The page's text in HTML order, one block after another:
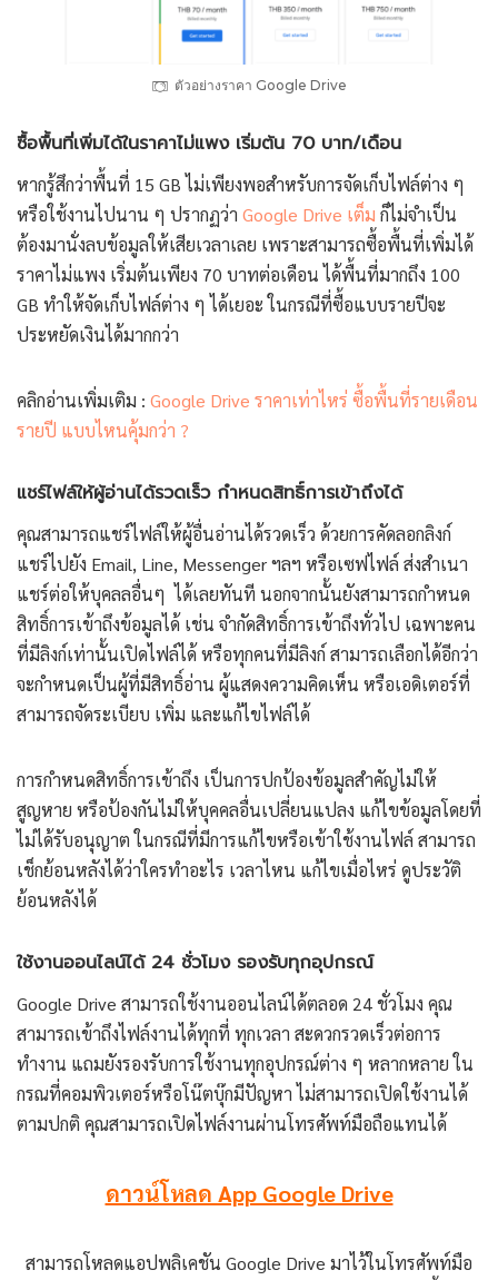
ตัวอย่างราคา Google Drive
ซื้อพื้นที่เพิ่มได้ในราคาไม่แพง เริ่มต้น 70 บาท/เดือน
หากรู้สึกว่าพื้นที่ 15 GB ไม่เพียงพอสำหรับการจัดเก็บไฟล์ต่าง ๆ
หรือใช้งานไปนาน ๆ ปรากฏว่า Google Drive เต็ม ก็ไม่จำเป็น
ต้องมานั่งลบข้อมูลให้เสียเวลาเลย เพราะสามารถซื้อพื้นที่เพิ่มได้
ราคาไม่แพง เริ่มต้นเพียง 70 บาทต่อเดือน ได้พื้นที่มากถึง 100
GB ทำให้จัดเก็บไฟล์ต่าง ๆ ได้เยอะ ในกรณีที่ซื้อแบบรายปีจะ
ประหยัดเงินได้มากกว่า
คลิกอ่านเพิ่มเติม : Google Drive ราคาเท่าไหร่ ซื้อพื้นที่รายเดือน
รายปี แบบไหนคุ้มกว่า ?
แชร์ไฟล์ให้ผู้อ่านได้รวดเร็ว กำหนดสิทธิ์การเข้าถึงได้
คุณสามารถแชร์ไฟล์ให้ผู้อื่นอ่านได้รวดเร็ว ด้วยการคัดลอกลิงก์
แชร์ไปยัง Email, Line, Messenger ฯลฯ หรือเซฟไฟล์ ส่งสำเนา
แชร์ต่อให้บุคลลอื่นๆ ได้เลยทันที นอกจากนั้นยังสามารถกำหนด
สิทธิ์การเข้าถึงข้อมูลได้ เช่น จำกัดสิทธิ์การเข้าถึงทั่วไป เฉพาะคน
ที่มีลิงก์เท่านั้นเปิดไฟล์ได้ หรือทุกคนที่มีลิงก์ สามารถเลือกได้อีกว่า
จะกำหนดเป็นผู้ที่มีสิทธิ์อ่าน ผู้แสดงความคิดเห็น หรือเอดิเตอร์ที่
สามารถจัดระเบียบ เพิ่ม และแก้ไขไฟล์ได้
การกำหนดสิทธิ์การเข้าถึง เป็นการปกป้องข้อมูลสำคัญไม่ให้
สูญหาย หรือป้องกันไม่ให้บุคคลอื่นเปลี่ยนแปลง แก้ไขข้อมูลโดยที่
ไม่ได้รับอนุญาต ในกรณีที่มีการแก้ไขหรือเข้าใช้งานไฟล์ สามารถ
เช็กย้อนหลังได้ว่าใครทำอะไร เวลาไหน แก้ไขเมื่อไหร่ ดูประวัติ
ย้อนหลังได้
ใช้งานออนไลน์ได้ 24 ชั่วโมง รองรับทุกอุปกรณ์
Google Drive สามารถใช้งานออนไลน์ได้ตลอด 24 ชั่วโมง คุณ
สามารถเข้าถึงไฟล์งานได้ทุกที่ ทุกเวลา สะดวกรวดเร็วต่อการ
ทำงาน แถมยังรองรับการใช้งานทุกอุปกรณ์ต่าง ๆ หลากหลาย ใน
กรณที่คอมพิวเตอร์หรือโน๊ตบุ๊กมีปัญหา ไม่สามารถเปิดใช้งานได้
ตามปกติ คุณสามารถเปิดไฟล์งานผ่านโทรศัพท์มือถือแทนได้
ดาวน์โหลด App Google Drive
สามารถโหลดแอปพลิเคชัน Google Drive มาไว้ในโทรศัพท์มือ